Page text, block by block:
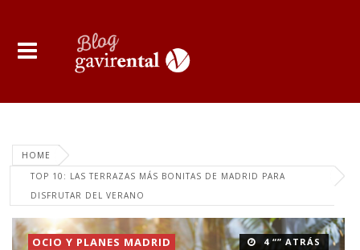
HOME
TOP 10: LAS TERRAZAS MÁS BONITAS DE MADRID PARA
DISFRUTAR DEL VERANO
4 “” ATRÁS
OCIO Y PLANES MADRID